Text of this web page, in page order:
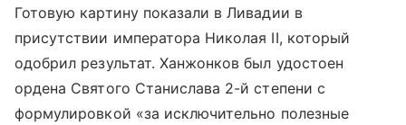
Готовую картину показали в Ливадии в
присутствии императора Николая II, который
одобрил результат. Ханжонков был удостоен
ордена Святого Станислава 2-й степени с
формулировкой «за исключительно полезные